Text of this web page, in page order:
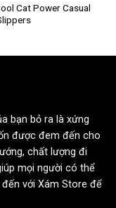
Cat Power Casual
bạn bỏ ra là xứng
được đem đến cho
chất lượng đi
mọi người có thể
với Xám Store để